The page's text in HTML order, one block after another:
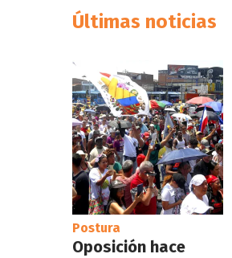
Últimas noticias
Postura
Oposición hace